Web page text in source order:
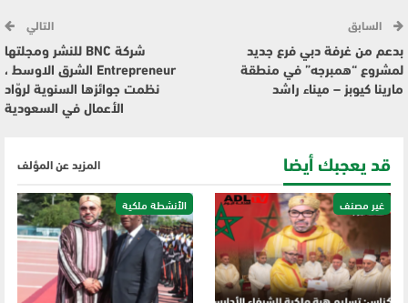
السابق
بدعم من غرفة دبي فرع جديد
لمشروع “همبرجه” في منطقة
مارينا كيوبز – ميناء راشد
التالي
شركة BNC للنشر ومجلتها
Entrepreneur الشرق الاوسط ،
نظمت جوائزها السنوية لروّاد
الأعمال في السعودية
قد يعجبك أيضا المزيد عن المؤلف
غير مصنف الأنشطة ملكية